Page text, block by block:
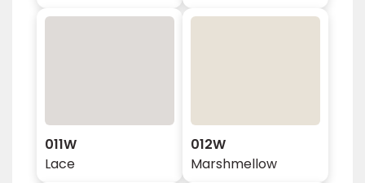
011W
Lace
012W
Marshmellow